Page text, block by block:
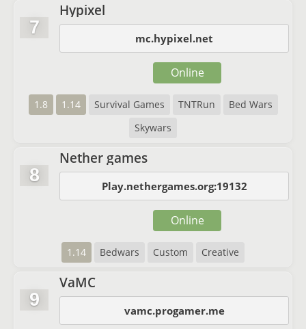
7
Hypixel
mc.hypixel.net
1.8 1.14 Survival Games TNTRun
Bed Wars
Skywars
Online
8
Nether games
Play.nethergames.org:19132
1.14 Bedwars Custom Creative
Online
9
VaMC
vamc.progamer.me